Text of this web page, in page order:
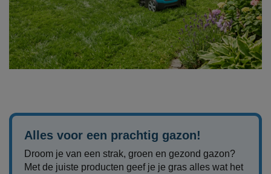
Alles voor een prachtig gazon!
Droom je van een strak, groen en gezond gazon?
Met de juiste producten geef je je gras alles wat het